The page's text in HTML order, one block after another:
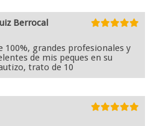
Berrocal
100%, grandes profesionales y
de mis peques en su
trato de 10